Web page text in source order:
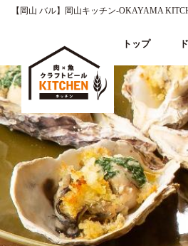
【岡山 バル】岡山キッチン‐OKAYAMA
トップ